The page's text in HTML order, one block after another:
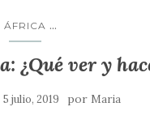
ÁFRICA ...
¿Qué ver y
5 julio, 2019 por Maria